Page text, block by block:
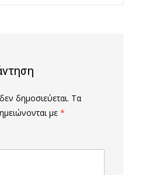
δημοσιεύεται. Τα
με *